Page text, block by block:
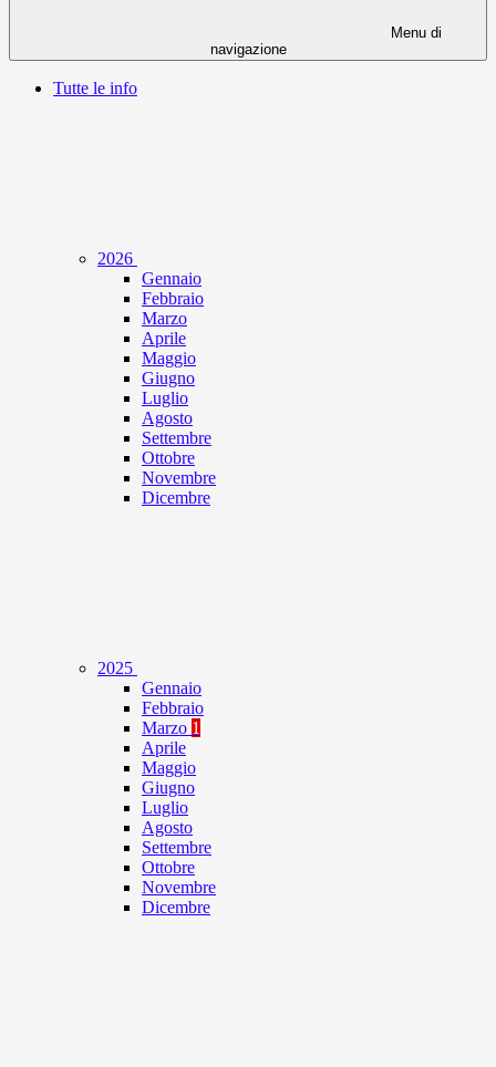
Menu di
navigazione
Tutte le info
2026
Gennaio
Febbraio
Marzo
Aprile
Maggio
Giugno
Luglio
Agosto
Settembre
Ottobre
Novembre
Dicembre
2025
Gennaio
Febbraio
Marzo 1
Aprile
Maggio
Giugno
Luglio
Agosto
Settembre
Ottobre
Novembre
Dicembre